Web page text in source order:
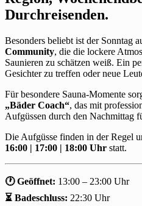
Durchreisenden.
Besonders beliebt ist der Sonntag
Community, die die lockere
Saunieren zu schätzen weiß. Ein
Gesichter zu treffen oder neue
Für besondere Sauna-Momente
„Bäder Coach“, das mit
Aufgüssen durch den Nachmittag
Die Aufgüsse finden in der Regel
16:00 | 17:00 | 18:00 Uhr statt.
🕐 Geöffnet: 13:00 – 23:00 Uhr
⏳ Badeschluss: 22:30 Uhr